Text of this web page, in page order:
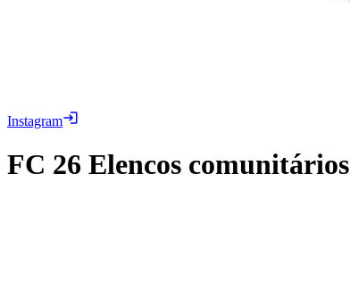
Instagram
FC 26 Elencos comunitários